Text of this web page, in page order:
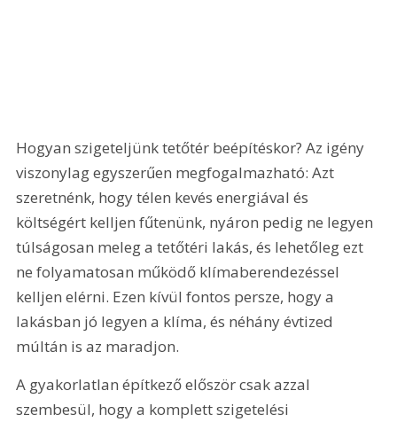
Hogyan szigeteljünk tetőtér beépítéskor? Az igény
viszonylag egyszerűen megfogalmazható: Azt
szeretnénk, hogy télen kevés energiával és
költségért kelljen fűtenünk, nyáron pedig ne legyen
túlságosan meleg a tetőtéri lakás, és lehetőleg ezt
ne folyamatosan működő klímaberendezéssel
kelljen elérni. Ezen kívül fontos persze, hogy a
lakásban jó legyen a klíma, és néhány évtized
múltán is az maradjon.
A gyakorlatlan építkező először csak azzal
szembesül, hogy a komplett szigetelési